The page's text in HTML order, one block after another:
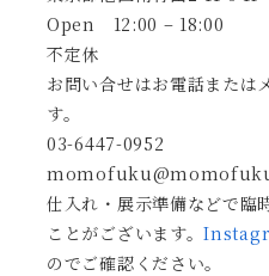
Open 12:00 – 18:00
不定休
お問い合せはお電話または
す。
03-6447-0952
仕入れ・展示準備などで臨
ことがございます。
のでご確認ください。